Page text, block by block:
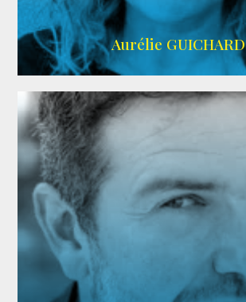
Aurélie GUICHARD